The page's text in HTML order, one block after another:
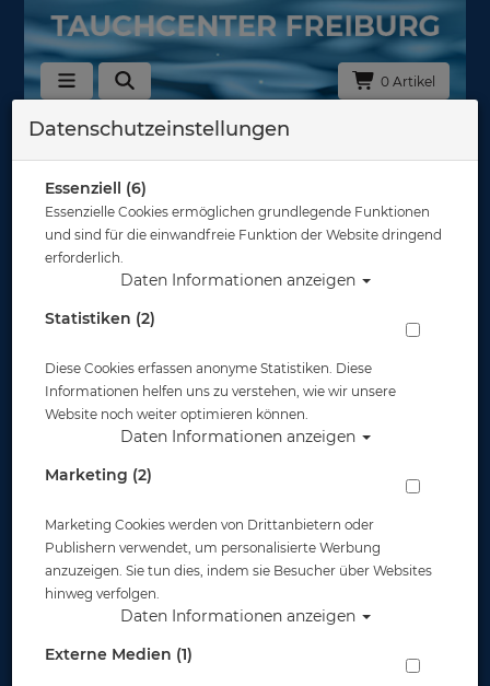
0 Artikel
sub-base
Hersteller von
Auch Taucherstempeln gehören mit zum Sortiment.
Sortierung :
Brevetkartenhülle.
Dreigeteilt. 5 Stück
4,95 €
Fischfaltblatt -
Datenschutzeinstellungen
Essenziell (6)
Essenzielle Cookies ermöglichen grundlegende Funktionen
und sind für die einwandfreie Funktion der Website dringend
erforderlich.
Daten Informationen anzeigen
Statistiken (2)
Diese Cookies erfassen anonyme Statistiken. Diese
Informationen helfen uns zu verstehen, wie wir unsere
Website noch weiter optimieren können.
Daten Informationen anzeigen
Marketing (2)
Marketing Cookies werden von Drittanbietern oder
Publishern verwendet, um personalisierte Werbung
anzuzeigen. Sie tun dies, indem sie Besucher über Websites
hinweg verfolgen.
Daten Informationen anzeigen
Externe Medien (1)